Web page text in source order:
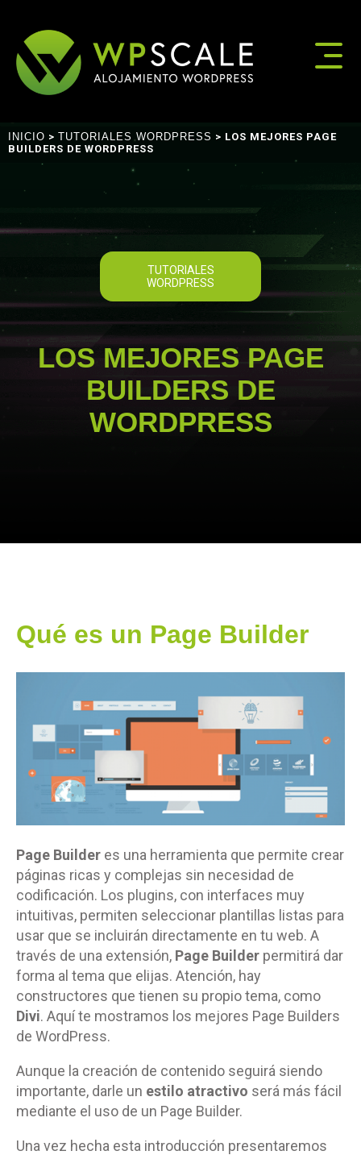
INICIO > TUTORIALES WORDPRESS > LOS MEJORES PAGE
BUILDERS DE WORDPRESS
TUTORIALES
WORDPRESS
LOS MEJORES PAGE
BUILDERS DE
WORDPRESS
Qué es un Page Builder
Page Builder es una herramienta que permite crear
páginas ricas y complejas sin necesidad de
codificación. Los plugins, con interfaces muy
intuitivas, permiten seleccionar plantillas listas para
usar que se incluirán directamente en tu web. A
través de una extensión, Page Builder permitirá dar
forma al tema que elijas. Atención, hay
constructores que tienen su propio tema, como
Divi. Aquí te mostramos los mejores Page Builders
de WordPress.
Aunque la creación de contenido seguirá siendo
importante, darle un estilo atractivo será más fácil
mediante el uso de un Page Builder.
Una vez hecha esta introducción presentaremos